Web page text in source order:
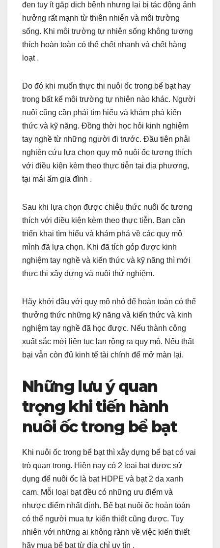
đen tuy ít gặp dịch bệnh nhưng lại bị tác động ảnh
hưởng rất mạnh từ thiên nhiên và môi trường
sống. Khi môi trường tự nhiên sống không tương
thích hoàn toàn có thể chết nhanh và chết hàng
loạt .
Do đó khi muốn thực thi nuôi ốc trong bể bạt hay
trong bất kể môi trường tự nhiên nào khác. Người
nuôi cũng cần phải tìm hiểu và khám phá kiến
thức và kỹ năng. Đồng thời học hỏi kinh nghiệm
tay nghề từ những người đi trước. Đầu tiên phải
nghiên cứu lựa chọn quy mô nuôi ốc tương thích
với điều kiện kèm theo thực tiễn tại địa phương,
tại mái ấm gia đình .
Sau khi lựa chọn được chiêu thức nuôi ốc tương
thích với điều kiện kèm theo thực tiễn. Bạn cần
triển khai tìm hiểu và khám phá về các quy mô
mình đã lựa chọn. Khi đã tích góp được kinh
nghiệm tay nghề và kiến thức và kỹ năng thì mới
thực thi xây dựng và nuôi thử nghiệm.
Hãy khởi đầu với quy mô nhỏ để hoàn toàn có thể
thưởng thức những kỹ năng và kiến thức và kinh
nghiệm tay nghề đã học được. Nếu thành công
xuất sắc mới liên tục lan rộng ra quy mô. Nếu thất
bại vẫn còn đủ kinh tế tài chính để mở màn lại.
Những lưu ý quan
trọng khi tiến hành
nuôi ốc trong bể bạt
Khi nuôi ốc trong bể bạt thì xây dựng bể bạt có vai
trò quan trọng. Hiện nay có 2 loại bạt được sử
dụng để nuôi ốc là bạt HDPE và bạt 2 da xanh
cam. Mỗi loại bạt đều có những ưu điểm và
nhược điểm nhất định. Bể bạt nuôi ốc hoàn toàn
có thể người mua tự kiến thiết cũng được. Tuy
nhiên với những ai không rành về việc kiến thiết
hãy mua bể bạt từ địa chỉ uy tín .